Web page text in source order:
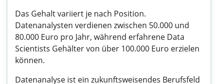
Das Gehalt variiert je nach Position.
Datenanalysten verdienen zwischen 50.000 und
80.000 Euro pro Jahr, während erfahrene Data
Scientists Gehälter von über 100.000 Euro erzielen
können.
Datenanalyse ist ein zukunftsweisendes Berufsfeld